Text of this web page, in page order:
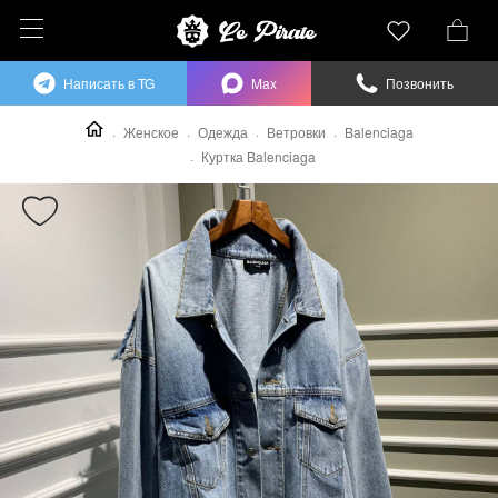
Женское Одежда Ветровки
Balenciaga
Куртка Balenciaga
Написать в TG Max Позвонить